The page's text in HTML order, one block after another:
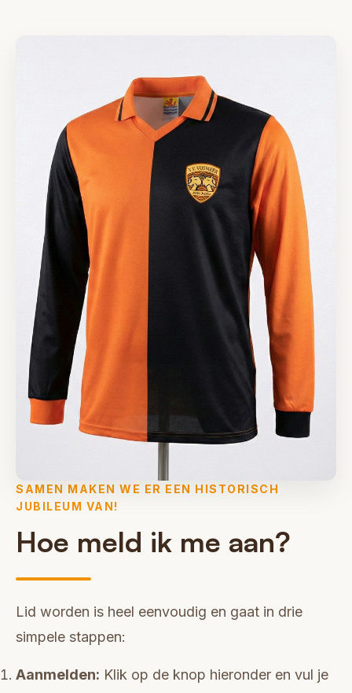
SAMEN MAKEN WE ER EEN HISTORISCH
JUBILEUM VAN!
Hoe meld ik me aan?
Lid worden is heel eenvoudig en gaat in drie
simpele stappen:
Aanmelden: Klik op de knop hieronder en vul je